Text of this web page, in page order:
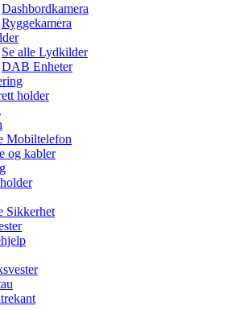
Dashbordkamera
Ryggekamera
Se alle Lydkilder
DAB Enheter
holder
Mobiltelefon
og kabler
Sikkerhet